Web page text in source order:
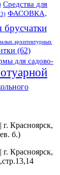
Средства для
ФАСОВКА,
архитектурных
(62)
для садово-
| г. Красноярск,
б.)
| г. Красноярск,